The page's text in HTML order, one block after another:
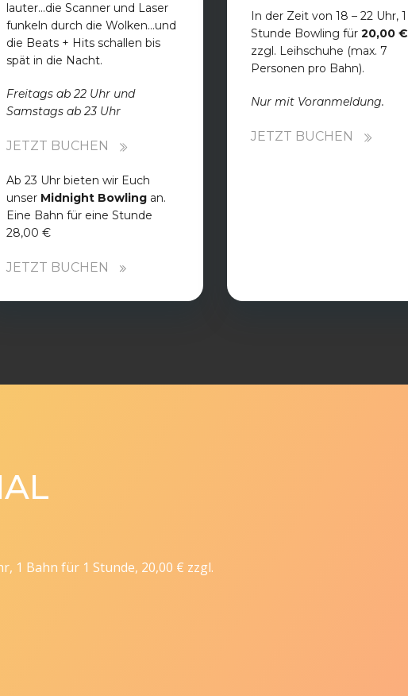
lauter…die Scanner und Laser
funkeln durch die Wolken…und
die Beats + Hits schallen bis
spät in die Nacht.
Freitags ab 22 Uhr und
Samstags ab 23 Uhr
JETZT BUCHEN
Ab 23 Uhr bieten wir Euch
unser Midnight Bowling an.
Eine Bahn für eine Stunde
28,00 €
JETZT BUCHEN
In der Zeit von 18 – 22 Uhr, 1
Stunde Bowling für 20,00 €
zzgl. Leihschuhe (max. 7
Personen pro Bahn).
Nur mit Voranmeldung.
JETZT BUCHEN
1 Bahn für 1 Stunde, 20,00 € zzgl.